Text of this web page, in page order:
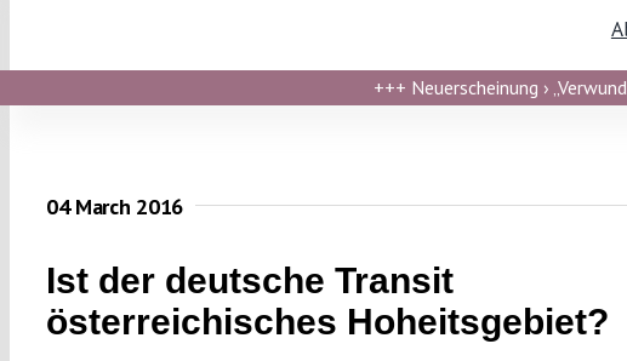
+++ Neuerscheinung ›
04 March 2016
Ist der deutsche Transit
österreichisches Hoheitsgebiet?